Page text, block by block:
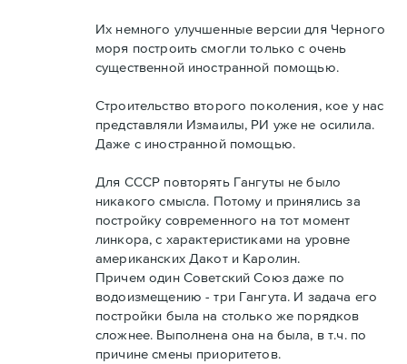
Их немного улучшенные версии для Черного
моря построить смогли только с очень
существенной иностранной помощью.
Строительство второго поколения, кое у нас
представляли Измаилы, РИ уже не осилила.
Даже с иностранной помощью.
Для СССР повторять Гангуты не было
никакого смысла. Потому и принялись за
постройку современного на тот момент
линкора, с характеристиками на уровне
американских Дакот и Каролин.
Причем один Советский Союз даже по
водоизмещению - три Гангута. И задача его
постройки была на столько же порядков
сложнее. Выполнена она на была, в т.ч. по
причине смены приоритетов.